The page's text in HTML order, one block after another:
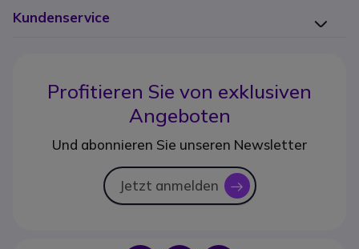
Kundenservice
Profitieren Sie von exklusiven
Angeboten
Und abonnieren Sie unseren Newsletter
Jetzt anmelden icon